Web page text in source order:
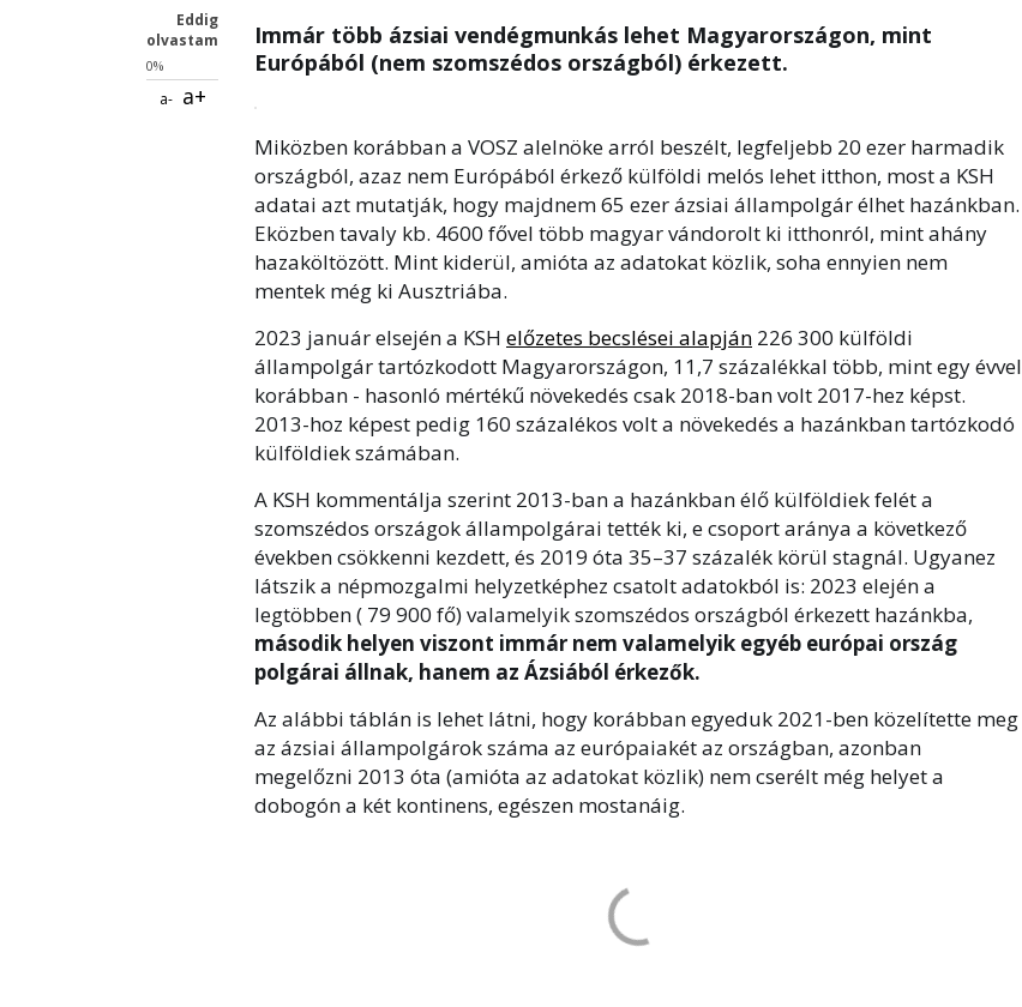
Eddig
olvastam
0%
a- a+
Immár több ázsiai vendégmunkás lehet Magyarországon, mint
Európából (nem szomszédos országból) érkezett.
Miközben korábban a VOSZ alelnöke arról beszélt, legfeljebb 20 ezer harmadik
országból, azaz nem Európából érkező külföldi melós lehet itthon, most a KSH
adatai azt mutatják, hogy majdnem 65 ezer ázsiai állampolgár élhet hazánkban.
Eközben tavaly kb. 4600 fővel több magyar vándorolt ki itthonról, mint ahány
hazaköltözött. Mint kiderül, amióta az adatokat közlik, soha ennyien nem
mentek még ki Ausztriába.
2023 január elsején a KSH előzetes becslései alapján 226 300 külföldi
állampolgár tartózkodott Magyarországon, 11,7 százalékkal több, mint egy évvel
korábban - hasonló mértékű növekedés csak 2018-ban volt 2017-hez képst.
2013-hoz képest pedig 160 százalékos volt a növekedés a hazánkban tartózkodó
külföldiek számában.
A KSH kommentálja szerint 2013-ban a hazánkban élő külföldiek felét a
szomszédos országok állampolgárai tették ki, e csoport aránya a következő
években csökkenni kezdett, és 2019 óta 35–37 százalék körül stagnál. Ugyanez
látszik a népmozgalmi helyzetképhez csatolt adatokból is: 2023 elején a
legtöbben ( 79 900 fő) valamelyik szomszédos országból érkezett hazánkba,
második helyen viszont immár nem valamelyik egyéb európai ország
polgárai állnak, hanem az Ázsiából érkezők.
Az alábbi táblán is lehet látni, hogy korábban egyeduk 2021-ben közelítette meg
az ázsiai állampolgárok száma az európaiakét az országban, azonban
megelőzni 2013 óta (amióta az adatokat közlik) nem cserélt még helyet a
dobogón a két kontinens, egészen mostanáig.